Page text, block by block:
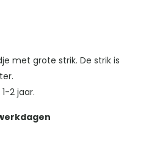
met grote strik. De strik is
2 jaar.